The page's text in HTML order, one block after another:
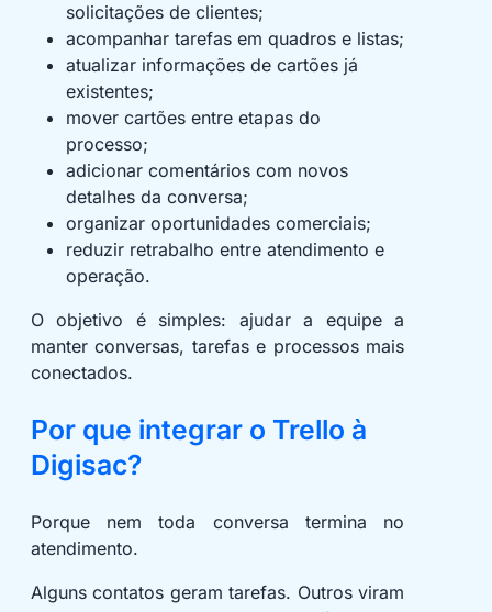
solicitações de clientes;
acompanhar tarefas em quadros e listas;
atualizar informações de cartões já
existentes;
mover cartões entre etapas do
processo;
adicionar comentários com novos
detalhes da conversa;
organizar oportunidades comerciais;
reduzir retrabalho entre atendimento e
operação.
O objetivo é simples: ajudar a equipe a
manter conversas, tarefas e processos mais
conectados.
Por que integrar o Trello à
Digisac?
Porque nem toda conversa termina no
atendimento.
Alguns contatos geram tarefas. Outros viram